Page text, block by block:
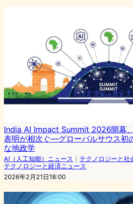
India AI Impact Summit 2026開幕
表明が相次ぐ—グローバルサウス初
な地政学
AI（人工知能）ニュース ｜ テクノロジーと社
テクノロジーと経済ニュース
2026年2月21日18:00